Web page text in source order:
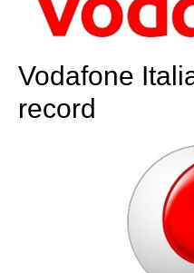
Vodafone
record